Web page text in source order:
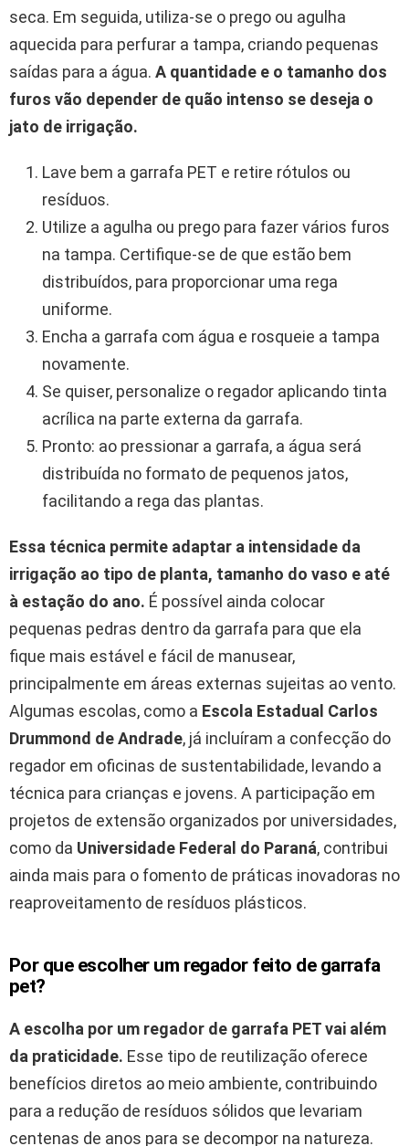
seca. Em seguida, utiliza-se o prego ou agulha
aquecida para perfurar a tampa, criando pequenas
saídas para a água. A quantidade e o tamanho dos
furos vão depender de quão intenso se deseja o
jato de irrigação.
Lave bem a garrafa PET e retire rótulos ou
resíduos.
Utilize a agulha ou prego para fazer vários furos
na tampa. Certifique-se de que estão bem
distribuídos, para proporcionar uma rega
uniforme.
Encha a garrafa com água e rosqueie a tampa
novamente.
Se quiser, personalize o regador aplicando tinta
acrílica na parte externa da garrafa.
Pronto: ao pressionar a garrafa, a água será
distribuída no formato de pequenos jatos,
facilitando a rega das plantas.
Essa técnica permite adaptar a intensidade da
irrigação ao tipo de planta, tamanho do vaso e até
à estação do ano. É possível ainda colocar
pequenas pedras dentro da garrafa para que ela
fique mais estável e fácil de manusear,
principalmente em áreas externas sujeitas ao vento.
Algumas escolas, como a Escola Estadual Carlos
Drummond de Andrade, já incluíram a confecção do
regador em oficinas de sustentabilidade, levando a
técnica para crianças e jovens. A participação em
projetos de extensão organizados por universidades,
como da Universidade Federal do Paraná, contribui
ainda mais para o fomento de práticas inovadoras no
reaproveitamento de resíduos plásticos.
Por que escolher um regador feito de garrafa
pet?
A escolha por um regador de garrafa PET vai além
da praticidade. Esse tipo de reutilização oferece
benefícios diretos ao meio ambiente, contribuindo
para a redução de resíduos sólidos que levariam
centenas de anos para se decompor na natureza.